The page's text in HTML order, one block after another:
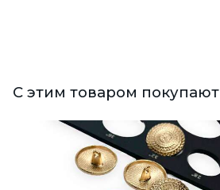
С этим товаром покупают